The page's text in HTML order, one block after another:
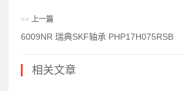
<< 上一篇
6009NR 瑞典SKF轴承 PHP17H075RSB
相关文章